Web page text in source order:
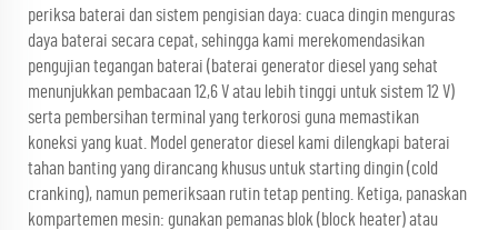
periksa baterai dan sistem pengisian daya: cuaca dingin menguras
daya baterai secara cepat, sehingga kami merekomendasikan
pengujian tegangan baterai (baterai generator diesel yang sehat
menunjukkan pembacaan 12,6 V atau lebih tinggi untuk sistem 12 V)
serta pembersihan terminal yang terkorosi guna memastikan
koneksi yang kuat. Model generator diesel kami dilengkapi baterai
tahan banting yang dirancang khusus untuk starting dingin (cold
cranking), namun pemeriksaan rutin tetap penting. Ketiga, panaskan
kompartemen mesin: gunakan pemanas blok (block heater) atau